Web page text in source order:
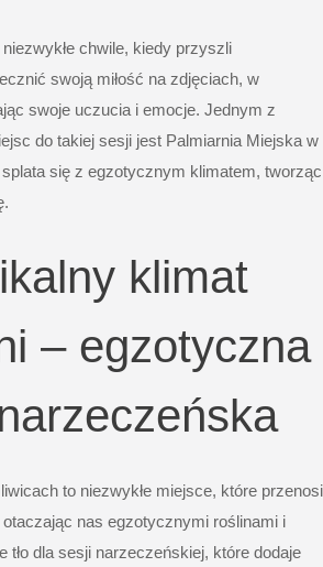
chwile, kiedy przyszli
swoją miłość na zdjęciach, w
swoje uczucia i emocje. Jednym z
do takiej sesji jest Palmiarnia Miejska w
splata się z egzotycznym klimatem, tworząc
klimat
– egzotyczna
to niezwykłe miejsce, które przenosi
nas egzotycznymi roślinami i
tło dla sesji narzeczeńskiej, które dodaje